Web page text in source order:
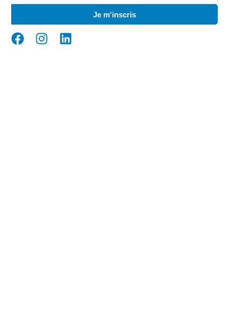
Je m'inscris